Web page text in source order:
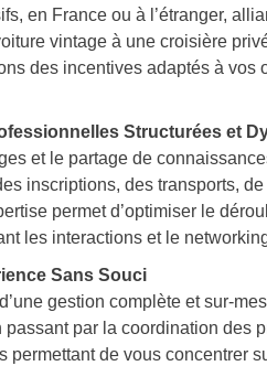
en France ou à l’étranger,
vintage à une croisière
des incentives adaptés à vos
Structurées et
et le partage de
inscriptions, des transports,
permet d’optimiser le
les interactions et le
Sans Souci
gestion complète et sur-
par la coordination des
de vous concentrer